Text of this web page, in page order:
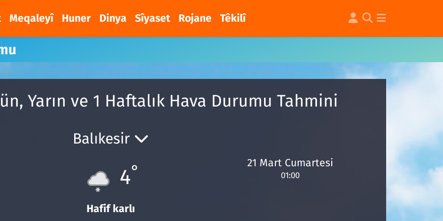
Meqaleyî Huner Dinya Sîyaset Rojane Têkilî
Yarın ve 1 Haftalık Hava Durumu Tahmini
Balıkesir
4°
Hafif karlı
21 Mart Cumartesi
01:00